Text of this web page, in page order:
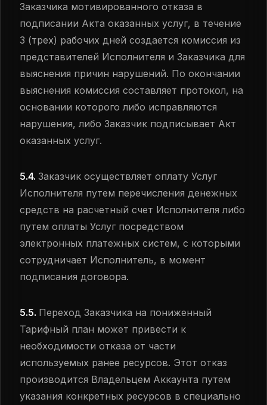
Заказчика мотивированного отказа в
подписании Акта оказанных услуг, в течение
3 (трех) рабочих дней создается комиссия из
представителей Исполнителя и Заказчика для
выяснения причин нарушений. По окончании
выяснения комиссия составляет протокол, на
основании которого либо исправляются
нарушения, либо Заказчик подписывает Акт
оказанных услуг.
5.4. Заказчик осуществляет оплату Услуг
Исполнителя путем перечисления денежных
средств на расчетный счет Исполнителя либо
путем оплаты Услуг посредством
электронных платежных систем, с которыми
сотрудничает Исполнитель, в момент
подписания договора.
5.5. Переход Заказчика на пониженный
Тарифный план может привести к
необходимости отказа от части
используемых ранее ресурсов. Этот отказ
производится Владельцем Аккаунта путем
указания конкретных ресурсов в специально